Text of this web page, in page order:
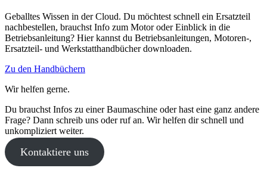
Geballtes Wissen in der Cloud. Du möchtest schnell ein Ersatzteil
nachbestellen, brauchst Info zum Motor oder Einblick in die
Betriebsanleitung? Hier kannst du Betriebsanleitungen, Motoren-,
Ersatzteil- und Werkstatthandbücher downloaden.
Zu den Handbüchern
Wir helfen gerne.
Du brauchst Infos zu einer Baumaschine oder hast eine ganz andere
Frage? Dann schreib uns oder ruf an. Wir helfen dir schnell und
unkompliziert weiter.
Kontaktiere uns